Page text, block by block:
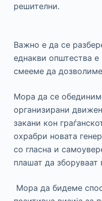
решителни.
Важно е да се
еднакви општества е
смееме да
Мора да се
организирани
закани кон
охрабри новата
со гласна и
плашат да зборуваат
Мора да бидеме